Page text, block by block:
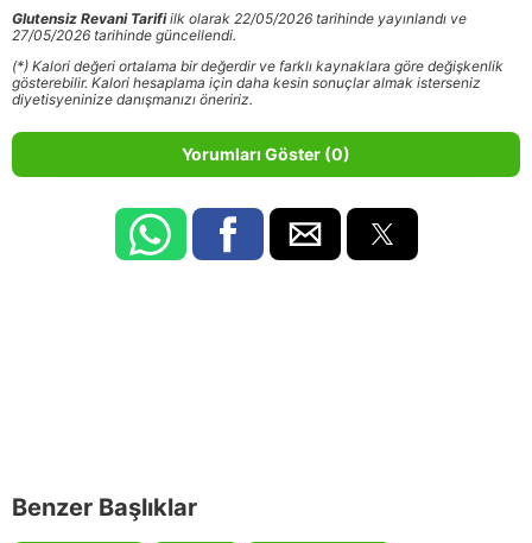
Glutensiz Revani Tarifiilk olarak 22/05/2026 tarihinde yayınlandı ve
27/05/2026 tarihinde güncellendi.
(*) Kalori değeri ortalama bir değerdir ve farklı kaynaklara göre değişkenlik
gösterebilir. Kalori hesaplama için daha kesin sonuçlar almak isterseniz
diyetisyeninize danışmanızı öneririz.
Yorumları Göster (0)
Benzer Başlıklar